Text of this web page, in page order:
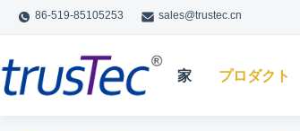
86-519-85105253 sales@trustec.cn
家 プロダクト